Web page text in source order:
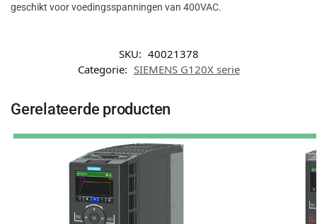
geschikt voor voedingsspanningen van 400VAC.
SKU: 40021378
Categorie: SIEMENS G120X serie
Gerelateerde producten